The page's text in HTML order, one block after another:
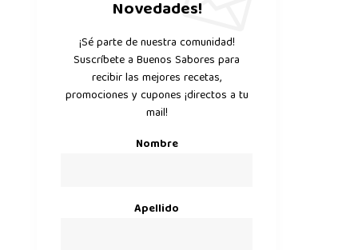
Novedades!
¡Sé parte de nuestra comunidad!
Suscríbete a Buenos Sabores para
recibir las mejores recetas,
promociones y cupones ¡directos a tu
mail!
Nombre
Apellido